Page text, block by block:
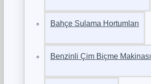
Bahçe Sulama Hortumları
Benzinli Çim Biçme Makinası